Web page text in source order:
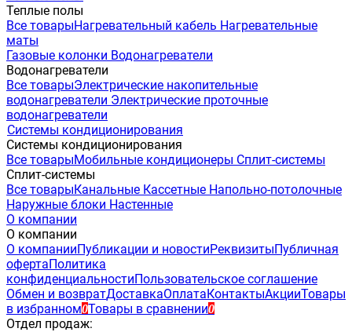
Теплые полы
Все товарыНагревательный кабель Нагревательные
маты
Газовые колонки Водонагреватели
Водонагреватели
Все товарыЭлектрические накопительные
водонагреватели Электрические проточные
водонагреватели
Системы кондиционирования
Системы кондиционирования
Все товарыМобильные кондиционеры Сплит-системы
Сплит-системы
Все товарыКанальные Кассетные Напольно-потолочные
Наружные блоки Настенные
О компании
О компании
О компанииПубликации и новостиРеквизитыПубличная
офертаПолитика
конфиденциальностиПользовательское соглашение
Обмен и возвратДоставкаОплатаКонтактыАкцииТовары
в избранном0Товары в сравнении0
Отдел продаж: